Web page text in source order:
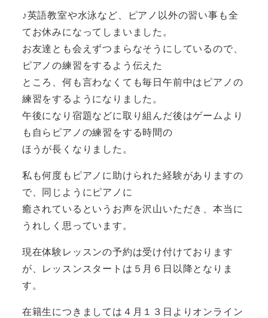
♪英語教室や水泳など、ピアノ以外の習い事も全
てお休みになってしまいました。
お友達とも会えずつまらなそうにしているので、
ピアノの練習をするよう伝えた
ところ、何も言わなくても毎日午前中はピアノの
練習をするようになりました。
午後になり宿題などに取り組んだ後はゲームより
も自らピアノの練習をする時間の
ほうが長くなりました。
私も何度もピアノに助けられた経験がありますの
で、同じようにピアノに
癒されているというお声を沢山いただき、本当に
うれしく思っています。
現在体験レッスンの予約は受け付けております
が、レッスンスタートは５月６日以降となりま
す。
在籍生につきましては４月１３日よりオンライン